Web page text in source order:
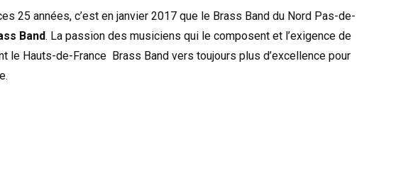
25 années, c’est en janvier 2017 que le Brass Band du Nord Pas-de-
Band. La passion des musiciens qui le composent et l’exigence de
le Hauts-de-France Brass Band vers toujours plus d’excellence pour